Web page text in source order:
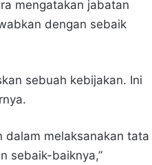
mengatakan jabatan
dengan sebaik
sebuah kebijakan. Ini
dalam melaksanakan tata
sebaik-baiknya,”